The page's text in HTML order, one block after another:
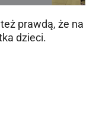
prawdą, że na
dzieci.